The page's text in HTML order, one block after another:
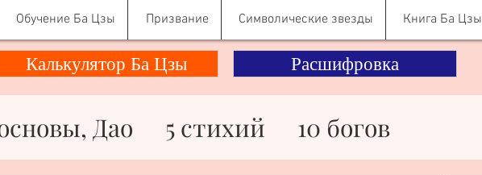
Обучение Ба Цзы Призвание Символические звезды Книга Ба Цзы
Калькулятор Ба Цзы Расшифровка
Дао 5 стихий
10 богов